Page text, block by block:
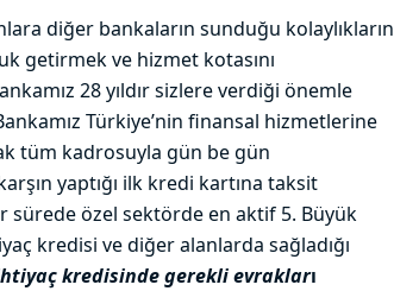
diğer bankaların sunduğu kolaylıkların
getirmek ve hizmet kotasını
28 yıldır sizlere verdiği önemle
Türkiye’nin finansal hizmetlerine
tüm kadrosuyla gün be gün
yaptığı ilk kredi kartına taksit
sürede özel sektörde en aktif 5. Büyük
kredisi ve diğer alanlarda sağladığı
kredisinde gerekli evrakları